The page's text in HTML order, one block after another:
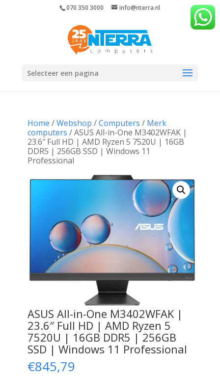
070 350 3000 info@nterra.nl
Selecteer een pagina
Home /Webshop /Computers / Merk
computers / ASUS All-in-One M3402WFAK |
23.6″ Full HD | AMD Ryzen 5 7520U | 16GB
DDR5 | 256GB SSD | Windows 11
Professional
ASUS All-in-One M3402WFAK |
23.6″ Full HD | AMD Ryzen 5
7520U | 16GB DDR5 | 256GB
SSD | Windows 11 Professional
€845,79